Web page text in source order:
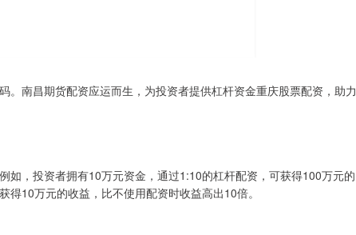
。南昌期货配资应运而生，为投资者提供杠杆资金重庆股票配资，助力
如，投资者拥有10万元资金，通过1:10的杠杆配资，可获得100万元的
10万元的收益，比不使用配资时收益高出10倍。